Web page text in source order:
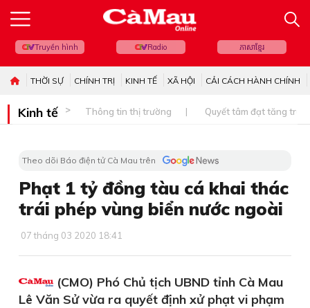
Truyền hình Radio ភាសាខ្មែរ
THỜI SỰ CHÍNH TRỊ KINH TẾ XÃ HỘI CẢI CÁCH HÀNH CHÍNH
Kinh tế Thông tin thị trường Quyết tâm đạt tăng
Theo dõi Báo điện tử Cà Mau trên
Phạt 1 tỷ đồng tàu cá khai thác
trái phép vùng biển nước ngoài
07 tháng 03 2020 18:41
(CMO) Phó Chủ tịch UBND tỉnh Cà Mau
Lê Văn Sử vừa ra quyết định xử phạt vi phạm